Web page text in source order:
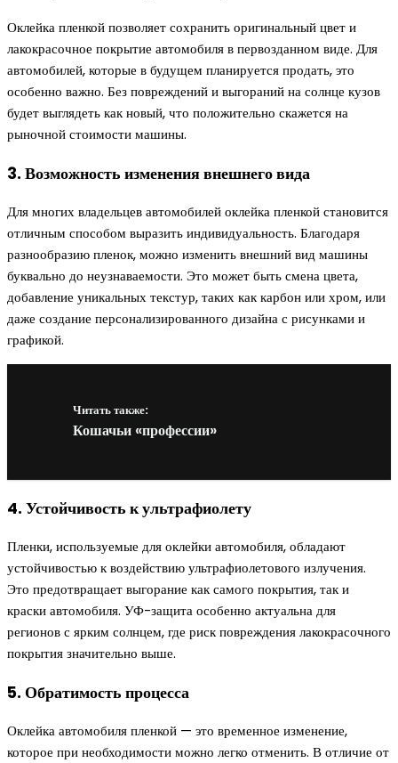
Оклейка пленкой позволяет сохранить оригинальный цвет и
лакокрасочное покрытие автомобиля в первозданном виде. Для
автомобилей, которые в будущем планируется продать, это
особенно важно. Без повреждений и выгораний на солнце кузов
будет выглядеть как новый, что положительно скажется на
рыночной стоимости машины.
3. Возможность изменения внешнего вида
Для многих владельцев автомобилей оклейка пленкой становится
отличным способом выразить индивидуальность. Благодаря
разнообразию пленок, можно изменить внешний вид машины
буквально до неузнаваемости. Это может быть смена цвета,
добавление уникальных текстур, таких как карбон или хром, или
даже создание персонализированного дизайна с рисунками и
графикой.
Читать также:
Кошачьи «профессии»
4. Устойчивость к ультрафиолету
Пленки, используемые для оклейки автомобиля, обладают
устойчивостью к воздействию ультрафиолетового излучения.
Это предотвращает выгорание как самого покрытия, так и
краски автомобиля. УФ-защита особенно актуальна для
регионов с ярким солнцем, где риск повреждения лакокрасочного
покрытия значительно выше.
5. Обратимость процесса
Оклейка автомобиля пленкой — это временное изменение,
которое при необходимости можно легко отменить. В отличие от